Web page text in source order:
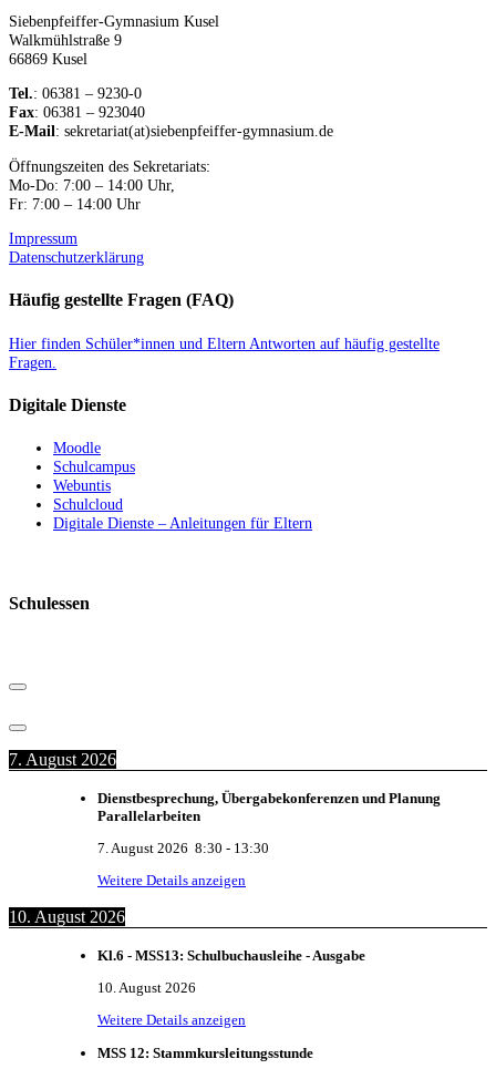
Siebenpfeiffer-Gymnasium Kusel
Walkmühlstraße 9
66869 Kusel
Tel.: 06381 – 9230-0
Fax: 06381 – 923040
E-Mail: sekretariat(at)siebenpfeiffer-gymnasium.de
Öffnungszeiten des Sekretariats:
Mo-Do: 7:00 – 14:00 Uhr,
Fr: 7:00 – 14:00 Uhr
Impressum
Datenschutzerklärung
Häufig gestellte Fragen (FAQ)
Hier finden Schüler*innen und Eltern Antworten auf häufig gestellte
Fragen.
Digitale Dienste
Moodle
Schulcampus
Webuntis
Schulcloud
Digitale Dienste – Anleitungen für Eltern
Schulessen
7. August 2026
Dienstbesprechung, Übergabekonferenzen und Planung
Parallelarbeiten
7. August 2026 8:30 - 13:30
Weitere Details anzeigen
10. August 2026
Kl.6 - MSS13: Schulbuchausleihe - Ausgabe
10. August 2026
Weitere Details anzeigen
MSS 12: Stammkursleitungsstunde